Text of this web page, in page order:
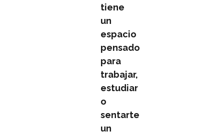
tiene
un
espacio
pensado
para
trabajar,
estudiar
o
sentarte
un